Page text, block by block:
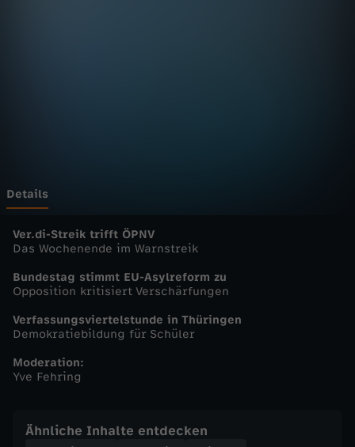
s
c
h
l
n
d
Details
Ver.di-Streik trifft ÖPNV
Das Wochenende im Warnstreik
Bundestag stimmt EU-Asylreform zu
Opposition kritisiert Verschärfungen
Verfassungsviertelstunde in Thüringen
Demokratiebildung für Schüler
Moderation:
Yve Fehring
Ähnliche Inhalte entdecken